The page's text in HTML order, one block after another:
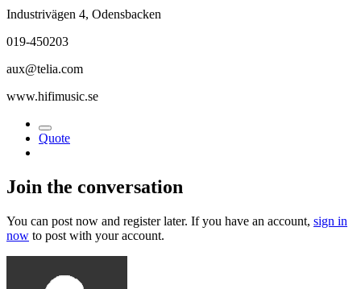
Industrivägen 4, Odensbacken
019-450203
aux@telia.com
www.hifimusic.se
Quote
Join the conversation
You can post now and register later. If you have an account, sign in
now to post with your account.